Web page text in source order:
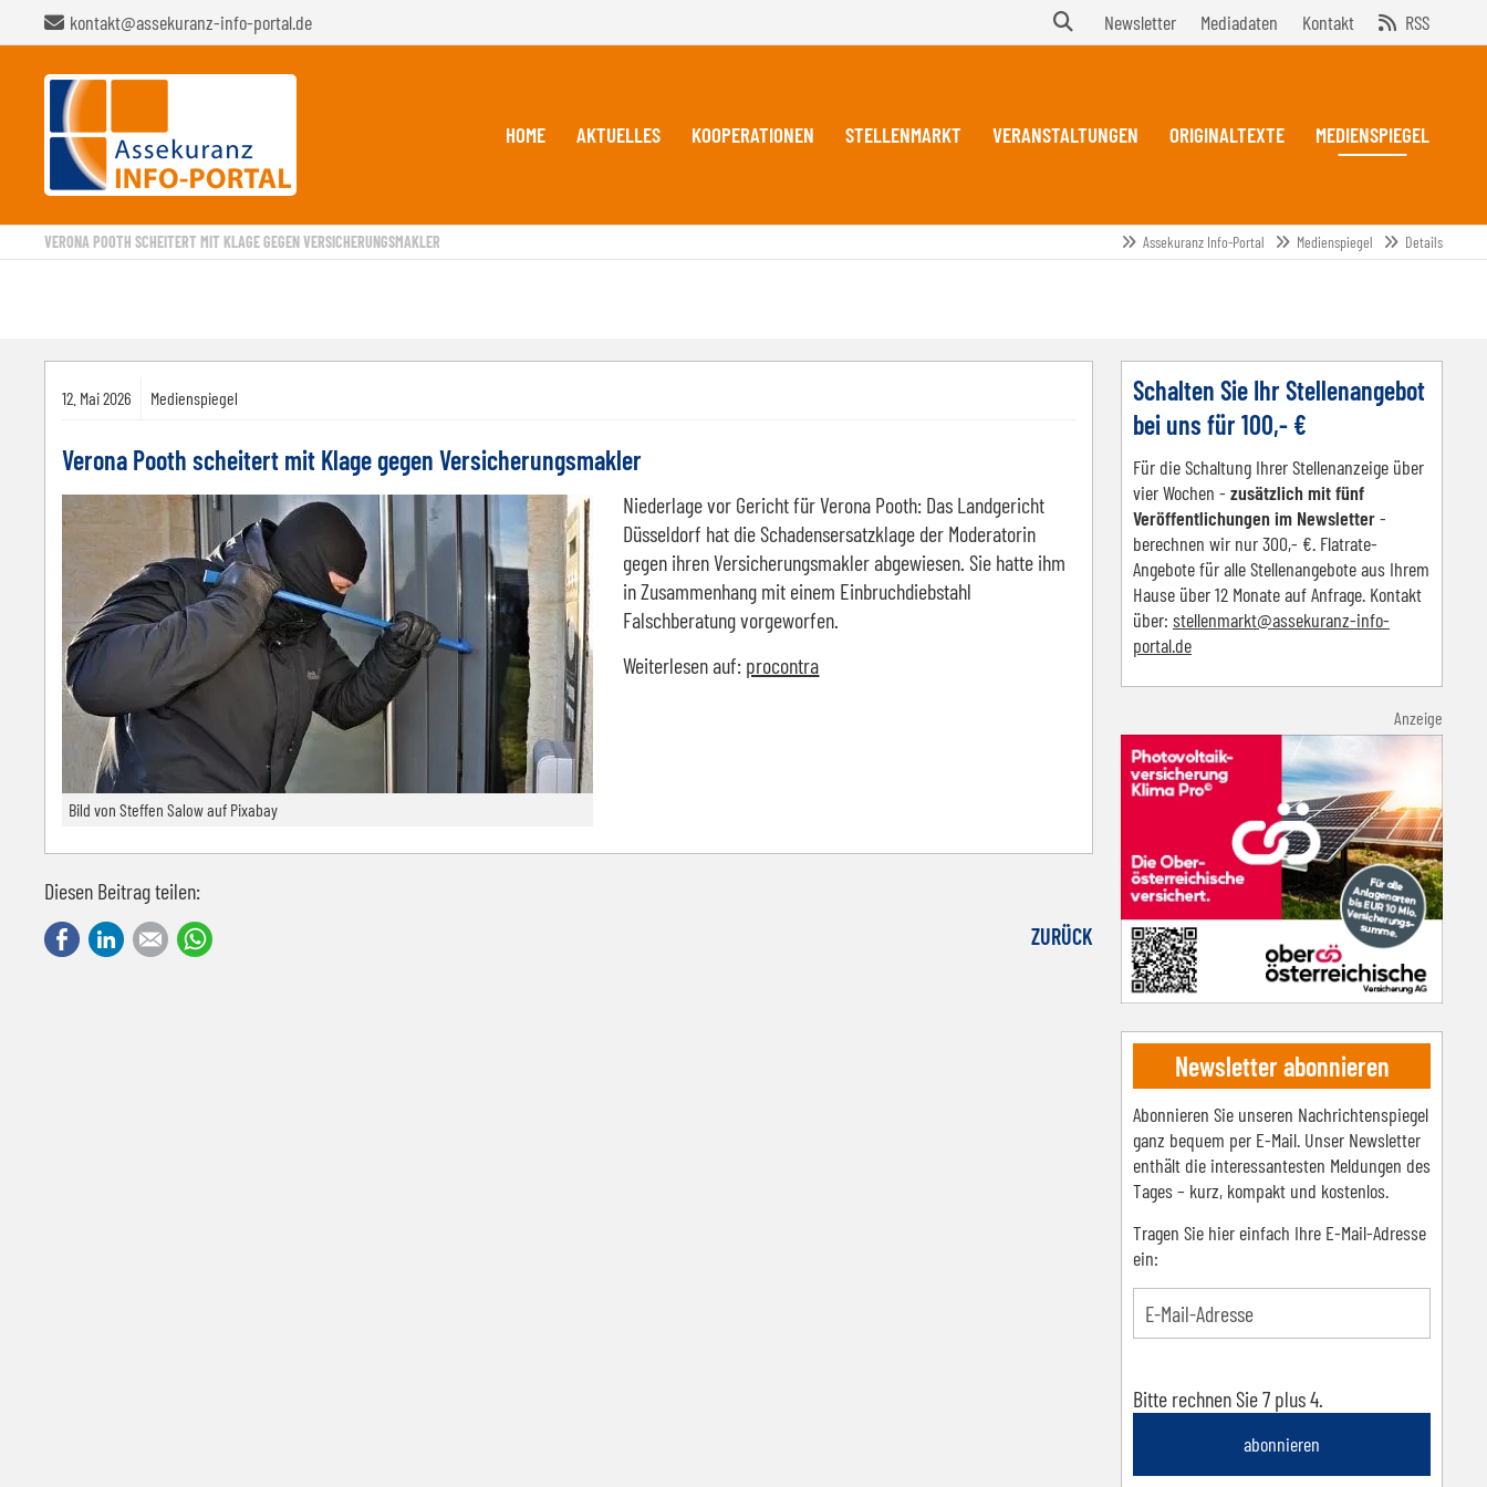
kontakt@assekuranz-info-portal.de Newsletter Mediadaten Kontakt RSS
HOME AKTUELLES KOOPERATIONEN STELLENMARKT VERANSTALTUNGEN ORIGINALTEXTE MEDIENSPIEGEL
VERONA POOTH SCHEITERT MIT KLAGE GEGEN VERSICHERUNGSMAKLER Assekuranz Info-Portal Medienspiegel Details
12. Mai2026 Medienspiegel
Verona Pooth scheitert mit Klage gegen Versicherungsmakler
Bild von Steffen Salow auf Pixabay
Niederlage vor Gericht für Verona Pooth: Das Landgericht
Düsseldorf hat die Schadensersatzklage der Moderatorin
gegen ihren Versicherungsmakler abgewiesen. Sie hatte ihm
in Zusammenhang mit einem Einbruchdiebstahl
Falschberatung vorgeworfen.
Weiterlesen auf: procontra
Diesen Beitrag teilen:
FacebookLinkedInE-mail ZURÜCK
Schalten Sie Ihr Stellenangebot
bei uns für 100,- €
Für die Schaltung Ihrer Stellenanzeige über
vier Wochen - zusätzlich mit fünf
Veröffentlichungen im Newsletter-
berechnen wir nur 300,- €. Flatrate-
Angebote für alle Stellenangebote aus Ihrem
Hause über 12 Monate auf Anfrage. Kontakt
über: stellenmarkt@assekuranz-info-
portal.de
Anzeige
Newsletter abonnieren
Abonnieren Sie unseren Nachrichtenspiegel
ganz bequem per E-Mail. Unser Newsletter
enthält die interessantesten Meldungen des
Tages – kurz, kompakt und kostenlos.
Tragen Sie hier einfach Ihre E-Mail-Adresse
ein:
Bitte rechnen Sie 7 plus 4.
abonnieren